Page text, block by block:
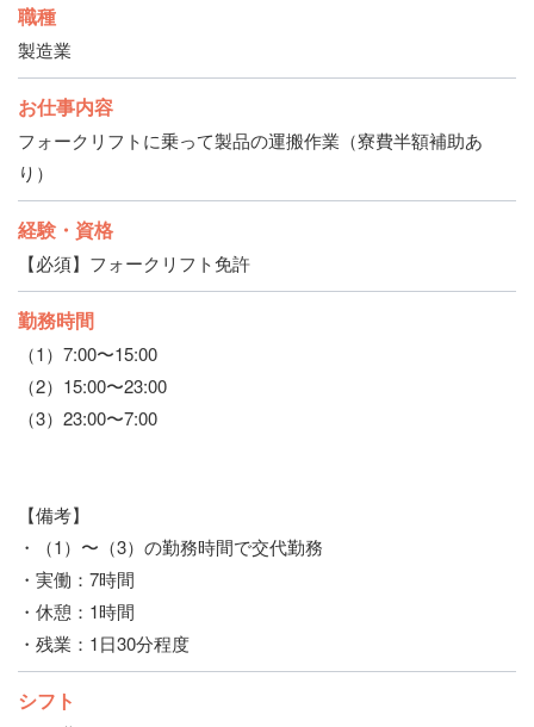
職種
製造業
お仕事内容
フォークリフトに乗って製品の運搬作業（寮費半額補助あ
り）
経験・資格
【必須】フォークリフト免許
勤務時間
（1）7:00〜15:00
（2）15:00〜23:00
（3）23:00〜7:00
【備考】
・（1）〜（3）の勤務時間で交代勤務
・実働：7時間
・休憩：1時間
・残業：1日30分程度
シフト